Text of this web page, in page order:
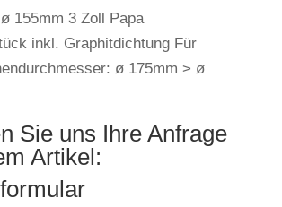
155mm 3 Zoll Papa
inkl. Graphitdichtung Für
ø 175mm > ø
Sie uns Ihre Anfrage
Artikel: